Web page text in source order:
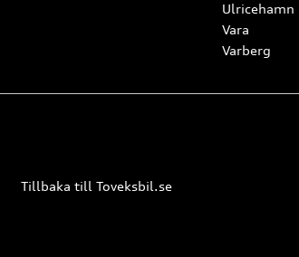
Ulricehamn
Vara
Varberg
Tillbaka till Toveksbil.se